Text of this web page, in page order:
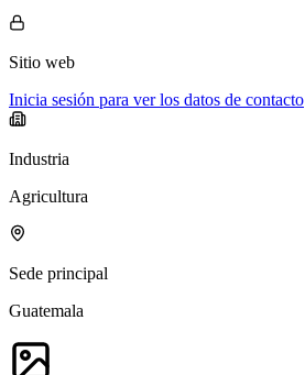
Sitio web
Inicia sesión para ver los datos de contacto
Industria
Agricultura
Sede principal
Guatemala